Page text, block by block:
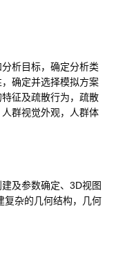
析目标，确定分析类
确定并选择模拟方案
征及疏散行为，疏散
群视觉外观，人群体
及参数确定、3D视图
复杂的几何结构，几何